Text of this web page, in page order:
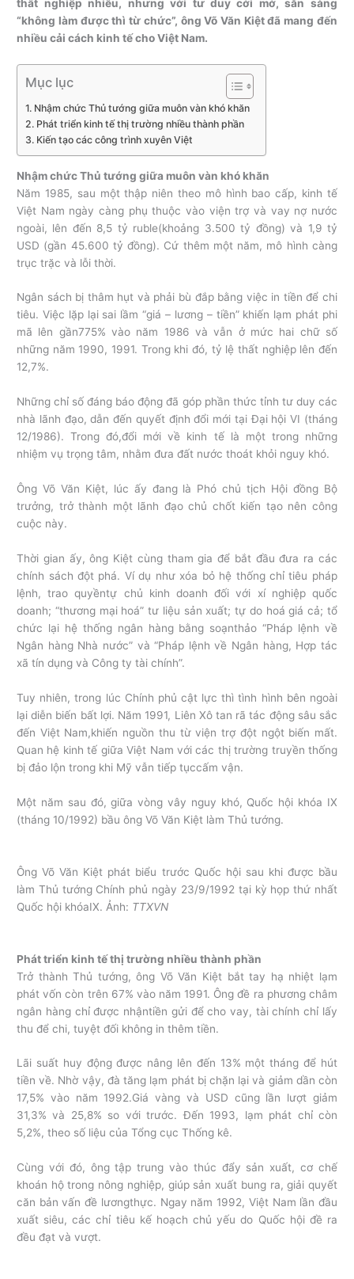
thất nghiệp nhiều, nhưng với tư duy cởi mở, sẵn sàng
“không làm được thì từ chức”, ông Võ Văn Kiệt đã mang đến
nhiều cải cách kinh tế cho Việt Nam.
Mục lục
Nhậm chức Thủ tướng giữa muôn vàn khó khăn
Phát triển kinh tế thị trường nhiều thành phần
Kiến tạo các công trình xuyên Việt
Nhậm chức Thủ tướng giữa muôn vàn khó khăn
Năm 1985, sau một thập niên theo mô hình bao cấp, kinh tế
Việt Nam ngày càng phụ thuộc vào viện trợ và vay nợ nước
ngoài, lên đến 8,5 tỷ ruble(khoảng 3.500 tỷ đồng) và 1,9 tỷ
USD (gần 45.600 tỷ đồng). Cứ thêm một năm, mô hình càng
trục trặc và lỗi thời.
Ngân sách bị thâm hụt và phải bù đắp bằng việc in tiền để chi
tiêu. Việc lặp lại sai lầm “giá – lương – tiền” khiến lạm phát phi
mã lên gần775% vào năm 1986 và vẫn ở mức hai chữ số
những năm 1990, 1991. Trong khi đó, tỷ lệ thất nghiệp lên đến
12,7%.
Những chỉ số đáng báo động đã góp phần thức tỉnh tư duy các
nhà lãnh đạo, dẫn đến quyết định đổi mới tại Đại hội VI (tháng
12/1986). Trong đó,đổi mới về kinh tế là một trong những
nhiệm vụ trọng tâm, nhằm đưa đất nước thoát khỏi nguy khó.
Ông Võ Văn Kiệt, lúc ấy đang là Phó chủ tịch Hội đồng Bộ
trưởng, trở thành một lãnh đạo chủ chốt kiến tạo nên công
cuộc này.
Thời gian ấy, ông Kiệt cùng tham gia để bắt đầu đưa ra các
chính sách đột phá. Ví dụ như xóa bỏ hệ thống chỉ tiêu pháp
lệnh, trao quyềntự chủ kinh doanh đối với xí nghiệp quốc
doanh; “thương mại hoá” tư liệu sản xuất; tự do hoá giá cả; tổ
chức lại hệ thống ngân hàng bằng soạnthảo “Pháp lệnh về
Ngân hàng Nhà nước” và “Pháp lệnh về Ngân hàng, Hợp tác
xã tín dụng và Công ty tài chính”.
Tuy nhiên, trong lúc Chính phủ cật lực thì tình hình bên ngoài
lại diễn biến bất lợi. Năm 1991, Liên Xô tan rã tác động sâu sắc
đến Việt Nam,khiến nguồn thu từ viện trợ đột ngột biến mất.
Quan hệ kinh tế giữa Việt Nam với các thị trường truyền thống
bị đảo lộn trong khi Mỹ vẫn tiếp tụccấm vận.
Một năm sau đó, giữa vòng vây nguy khó, Quốc hội khóa IX
(tháng 10/1992) bầu ông Võ Văn Kiệt làm Thủ tướng.
Ông Võ Văn Kiệt phát biểu trước Quốc hội sau khi được bầu
làm Thủ tướng Chính phủ ngày 23/9/1992 tại kỳ họp thứ nhất
Quốc hội khóaIX. Ảnh: TTXVN
Phát triển kinh tế thị trường nhiều thành phần
Trở thành Thủ tướng, ông Võ Văn Kiệt bắt tay hạ nhiệt lạm
phát vốn còn trên 67% vào năm 1991. Ông đề ra phương châm
ngân hàng chỉ được nhậntiền gửi để cho vay, tài chính chỉ lấy
thu để chi, tuyệt đối không in thêm tiền.
Lãi suất huy động được nâng lên đến 13% một tháng để hút
tiền về. Nhờ vậy, đà tăng lạm phát bị chặn lại và giảm dần còn
17,5% vào năm 1992.Giá vàng và USD cũng lần lượt giảm
31,3% và 25,8% so với trước. Đến 1993, lạm phát chỉ còn
5,2%, theo số liệu của Tổng cục Thống kê.
Cùng với đó, ông tập trung vào thúc đẩy sản xuất, cơ chế
khoán hộ trong nông nghiệp, giúp sản xuất bung ra, giải quyết
căn bản vấn đề lươngthực. Ngay năm 1992, Việt Nam lần đầu
xuất siêu, các chỉ tiêu kế hoạch chủ yếu do Quốc hội đề ra
đều đạt và vượt.